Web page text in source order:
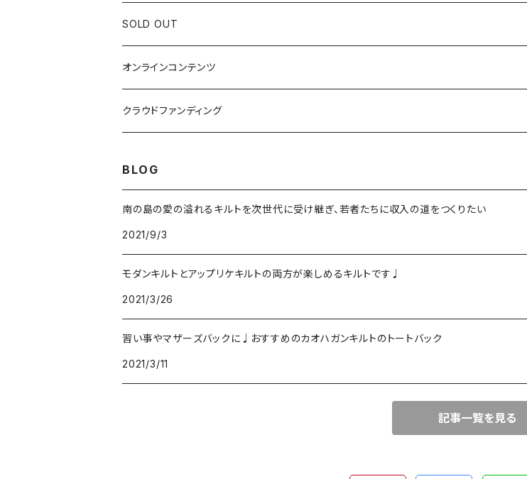
コスメ
食品
アクセサリー
SOLD OUT
オンラインコンテンツ
クラウドファンディング
BLOG
南の島の愛の溢れるキルトを次世代に受け継ぎ、若者たちに収入の道をつくりたい
2021/9/3
モダンキルトとアップリケキルトの両方が楽しめるキルトです♩
2021/3/26
習い事やマザーズバックに♩おすすめのカオハガンキルトのトートバック
2021/3/11
記事一覧を見る